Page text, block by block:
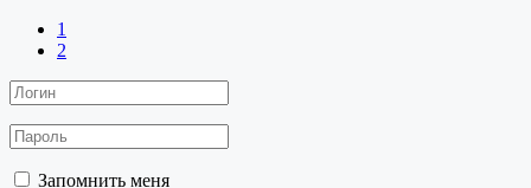
1
2
Запомнить меня